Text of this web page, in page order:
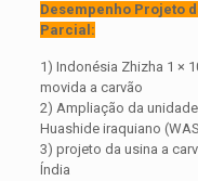
Desempenho Projeto
Parcial:
1) Indonésia Zhizha 1 ×
movida a carvão
2) Ampliação da
Huashide iraquiano
3) projeto da usina a
Índia